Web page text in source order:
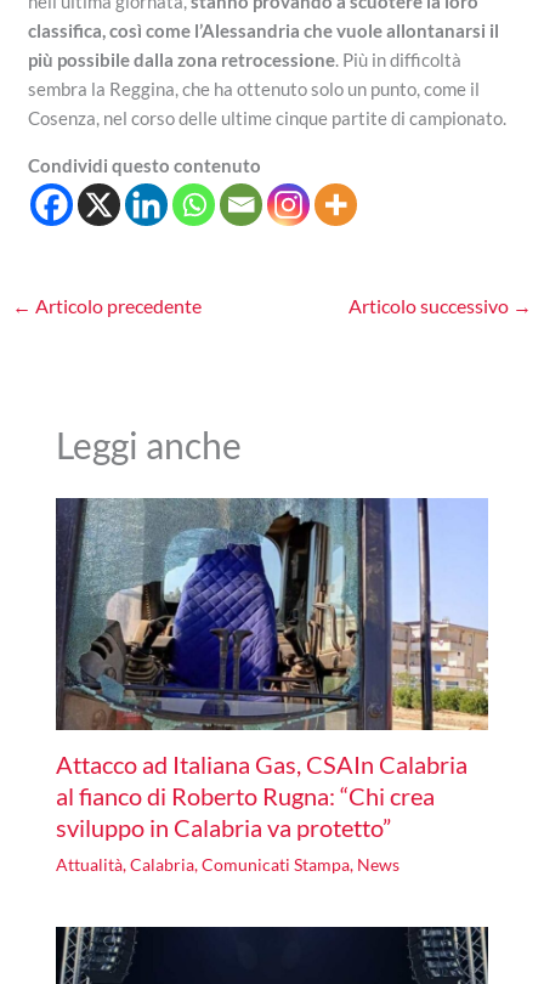
classifica, così come l’Alessandria che vuole allontanarsi il
più possibile dalla zona retrocessione. Più in difficoltà
sembra la Reggina, che ha ottenuto solo un punto, come il
Cosenza, nel corso delle ultime cinque partite di campionato.
Condividi questo contenuto
← Articolo precedente Articolo successivo →
Leggi anche
Attacco ad Italiana Gas, CSAIn Calabria
al fianco di Roberto Rugna: “Chi crea
sviluppo in Calabria va protetto”
Attualità,Calabria,Comunicati Stampa, News